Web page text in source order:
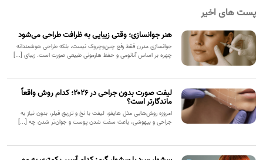
پست های اخیر
هنر جوانسازی؛ وقتی زیبایی به ظرافت طراحی می‌شود
جوانسازی مدرن فقط رفع چین‌وچروک نیست، بلکه طراحی هوشمندانه
چهره بر اساس آناتومی و حفظ هارمونی طبیعی صورت است. زیبای [...]
لیفت صورت بدون جراحی در ۲۰۲۶؛ کدام روش واقعاً
ماندگارتر است؟
امروزه روش‌هایی مثل هایفو، لیفت با نخ و تزریق فیلر، بدون نیاز به
جراحی و بیهوشی، باعث سفت شدن پوست و جوان‌تر شدن چه [...]